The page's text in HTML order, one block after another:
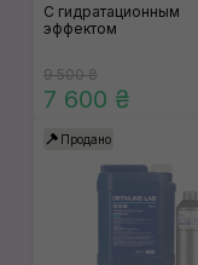
С гидратационным
эффектом
9 500 ₴
7 600 ₴
Продано